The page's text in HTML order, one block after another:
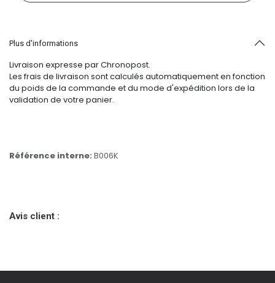
Plus d'informations
Livraison expresse par Chronopost.
Les frais de livraison sont calculés automatiquement en fonction
du poids de la commande et du mode d'expédition lors de la
validation de votre panier.
Référence interne: B006K
Avis client :